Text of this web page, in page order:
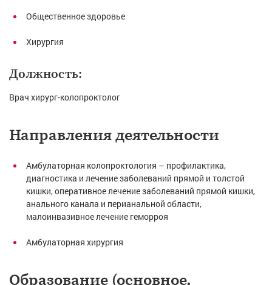
Общественное здоровье
Хирургия
Должность:
Врач хирург-колопроктолог
Направления деятельности
Амбулаторная колопроктология – профилактика,
диагностика и лечение заболеваний прямой и толстой
кишки, оперативное лечение заболеваний прямой кишки,
анального канала и перианальной области,
малоинвазивное лечение геморроя
Амбулаторная хирургия
Образование (основное,